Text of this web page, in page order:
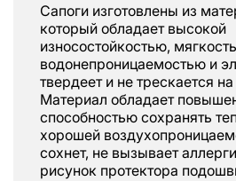
Сапоги изготовлены из
который обладает высокой
износостойкостью,
водонепроницаемостью и
твердеет и не трескается
Материал обладает
способностью сохранять
хорошей
сохнет, не вызывает
рисунок протектора